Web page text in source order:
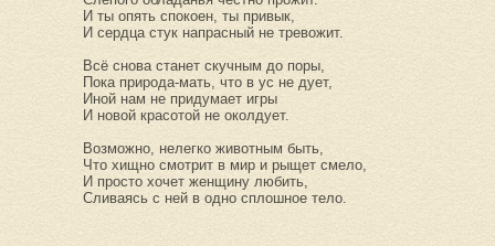
И ты опять спокоен, ты привык,
И сердца стук напрасный не тревожит.
Всё снова станет скучным до поры,
Пока природа-мать, что в ус не дует,
Иной нам не придумает игры
И новой красотой не околдует.
Возможно, нелегко животным быть,
Что хищно смотрит в мир и рыщет смело,
И просто хочет женщину любить,
Сливаясь с ней в одно сплошное тело.